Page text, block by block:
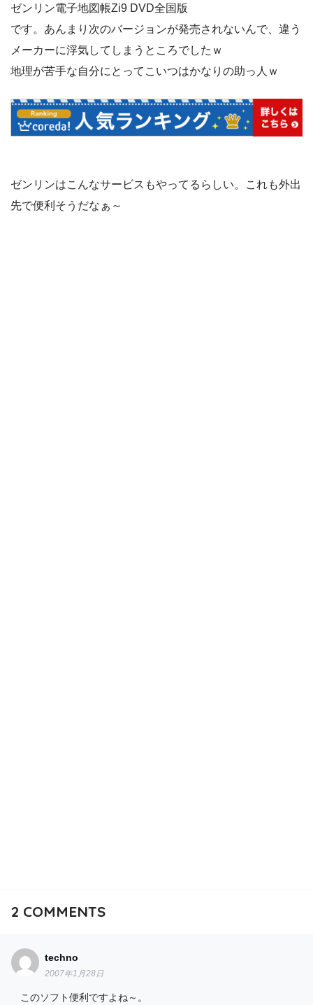
ゼンリン電子地図帳Zi9 DVD全国版
です。あんまり次のバージョンが発売されないんで、違う
メーカーに浮気してしまうところでしたｗ
地理が苦手な自分にとってこいつはかなりの助っ人ｗ
ゼンリンはこんなサービスもやってるらしい。これも外出
先で便利そうだなぁ～
2 COMMENTS
techno
2007年1月28日
このソフト便利ですよね～。